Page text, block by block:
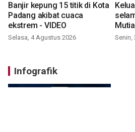
Banjir kepung 15 titik di Kota
Padang akibat cuaca
ekstrem - VIDEO
Selasa, 4 Agustus 2026 Senin,
Infografik